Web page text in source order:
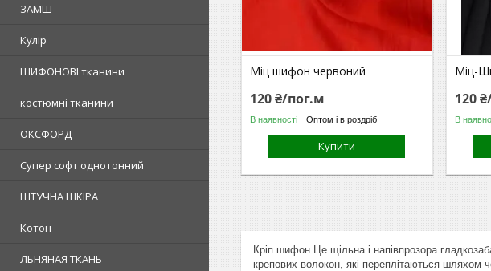
ЗАМШ
Кулір
ШИФОНОВІ тканини
костюмні тканини
ОКСФОРД
Супер софт однотонний
ШТУЧНА ШКІРА
Котон
ЛЬНЯНАЯ ТКАНЬ
Міц шифон червоний
120 ₴/пог.м
В наявності Оптом і в роздріб
Купити
Міц-
120
В
Кріп шифон Це щільна і напівпрозора
крепових волокон, які переплітаються шляхом